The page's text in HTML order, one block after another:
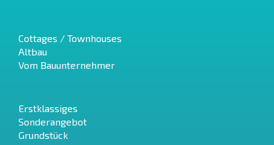
Cottages / Townhouses
Altbau
Vom Bauunternehmer
Erstklassiges
Sonderangebot
Grundstück